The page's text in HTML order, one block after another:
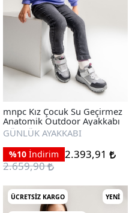
mnpc Kız Çocuk Su Geçirmez
Anatomik Outdoor Ayakkabı
GÜNLÜK AYAKKABI
%10 İndirim 2.393,91
2.659,90
ÜCRETSIZ KARGO YENI